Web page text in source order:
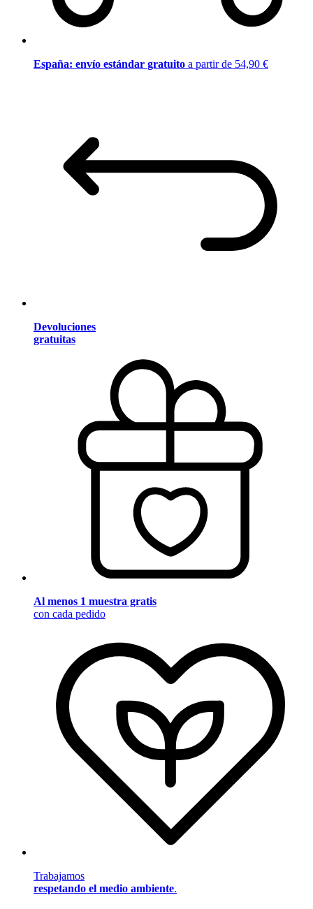
España: envío estándar gratuito a partir de 54,90 €
Devoluciones
gratuitas
Al menos 1 muestra gratis
con cada pedido
Trabajamos
respetando el medio ambiente.